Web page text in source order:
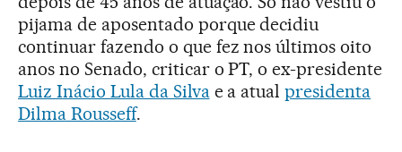
pijama de aposentado porque decidiu
continuar fazendo o que fez nos últimos oito
anos no Senado, criticar o PT, o ex-presidente
Luiz Inácio Lula da Silvae a atualpresidenta
Dilma Rousseff.